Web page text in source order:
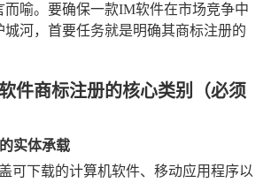
而喻。要确保一款IM软件在市场竞争中
城河，首要任务就是明确其商标注册的
件商标注册的核心类别（必须
实体承载
可下载的计算机软件、移动应用程序以